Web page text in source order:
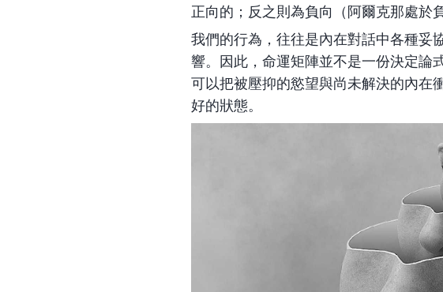
正向的；反之則為負向（阿爾克那處於
我們的行為，往往是內在對話中各種妥
響。因此，命運矩陣並不是一份決定論
可以把被壓抑的慾望與尚未解決的內在
好的狀態。